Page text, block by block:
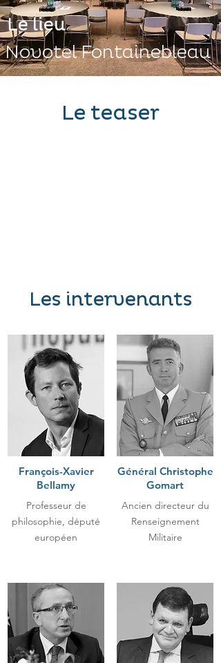
Le lieu
Novotel Fontainebleau
Le teaser
Les intervenants
François-Xavier
Bellamy
Professeur de
philosophie, député
européen
Général Christophe
Gomart
Ancien directeur du
Renseignement
Militaire